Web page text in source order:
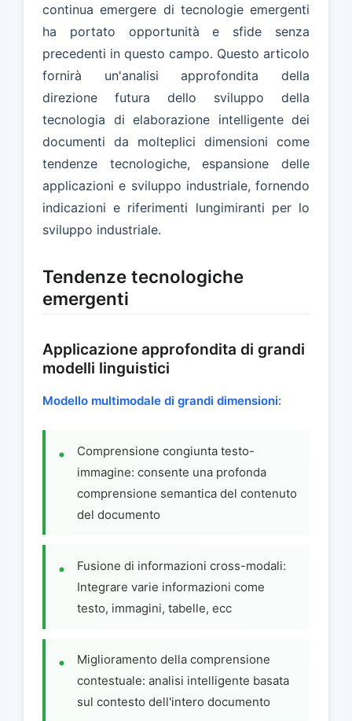
continua emergere di tecnologie emergenti
ha portato opportunità e sfide senza
precedenti in questo campo. Questo articolo
fornirà un'analisi approfondita della
direzione futura dello sviluppo della
tecnologia di elaborazione intelligente dei
documenti da molteplici dimensioni come
tendenze tecnologiche, espansione delle
applicazioni e sviluppo industriale, fornendo
indicazioni e riferimenti lungimiranti per lo
sviluppo industriale.
Tendenze tecnologiche
emergenti
Applicazione approfondita di grandi
modelli linguistici
Modello multimodale di grandi dimensioni:
Comprensione congiunta testo-
immagine: consente una profonda
comprensione semantica del contenuto
del documento
Fusione di informazioni cross-modali:
Integrare varie informazioni come
testo, immagini, tabelle, ecc
Miglioramento della comprensione
contestuale: analisi intelligente basata
sul contesto dell'intero documento